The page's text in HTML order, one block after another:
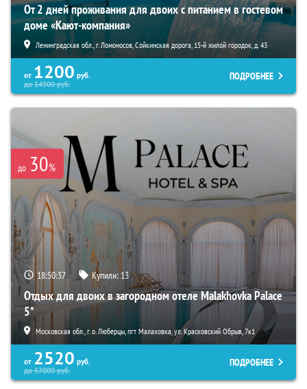
От 2 дней проживания для двоих с питанием в гостевом
доме «Кают-компания»
Ленинградская обл., г. Ломоносов, Сойкинская дорога, 15-й жилой городок, д. 43
от 1200 руб.
до14900руб.
ПОДРОБНЕЕ
до 30%
18:50:36 Купили:13
Отдых для двоих в загородном отеле Malakhovka Palace
5*
Московская обл., г. о. Люберцы, пгт Малаховка, ул. Красковский Обрыв, 7к1
от 2520 руб.
до57000руб.
ПОДРОБНЕЕ